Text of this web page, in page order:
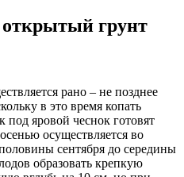
открытый грунт
рано – не позднее
в это время копать
под яровой чеснок готовят
осуществляется во
сентября до середины
образовать крепкую